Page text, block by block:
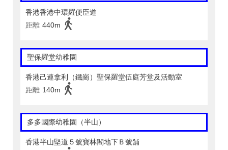
香港香港中環羅便臣道
距離 440m
聖保羅堂幼稚園
香港己連拿利（鐵崗）聖保羅堂伍庭芳堂及活動室
距離 140m
多多國際幼稚園（半山）
香港半山堅道５號寶林閣地下Ｂ號舖